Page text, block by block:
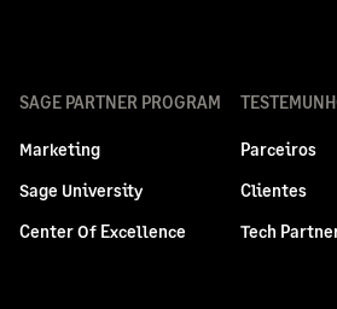
SAGE PARTNER PROGRAM
Marketing
Sage University
Center Of Excellence
Parceiros
Clientes
Tech